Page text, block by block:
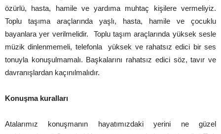
özürlü, hasta, hamile ve yardıma muhtaç kişilere vermeliyiz.
Toplu taşıma araçlarında yaşlı, hasta, hamile ve çocuklu
bayanlara yer verilmelidir. Toplu taşım araçlarında yüksek sesle
müzik dinlenmemeli, telefonla yüksek ve rahatsız edici bir ses
tonuyla konuşulmamalı. Başkalarını rahatsız edici söz, tavır ve
davranışlardan kaçınılmalıdır.
Konuşma kuralları
Atalarımız konuşmanın hayatımızdaki yerini ne güzel